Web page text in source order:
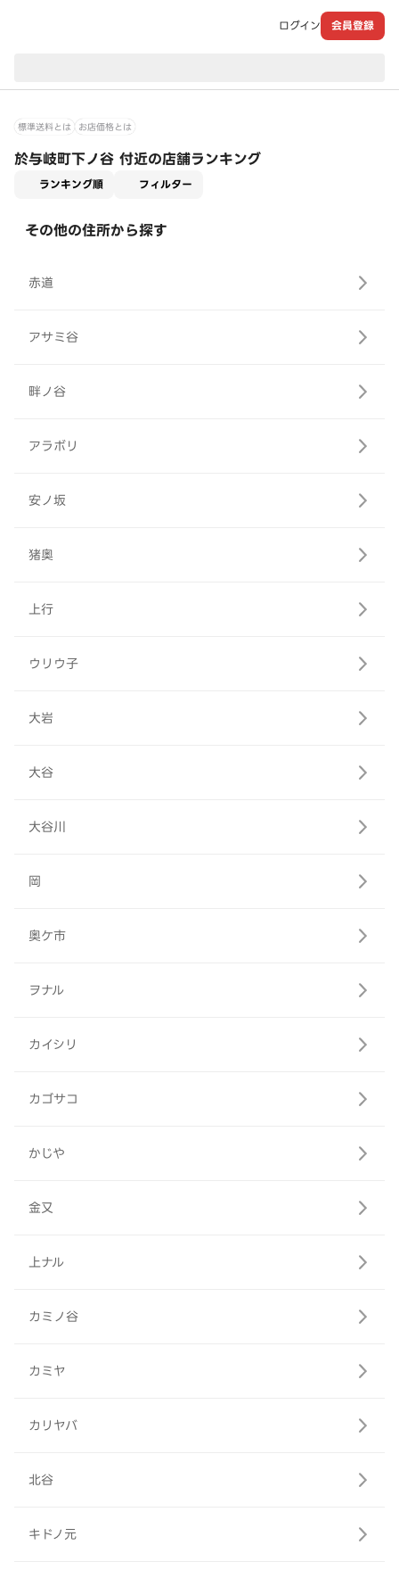
ログイン 会員登録
標準送料とは お店価格とは
於与岐町下ノ谷 付近の店舗ランキング
ランキング順 フィルター
その他の住所から探す
赤道
アサミ谷
畔ノ谷
アラボリ
安ノ坂
猪奥
上行
ウリウ子
大岩
大谷
大谷川
岡
奥ケ市
ヲナル
カイシリ
カゴサコ
かじや
金又
上ナル
カミノ谷
カミヤ
カリヤバ
北谷
キドノ元